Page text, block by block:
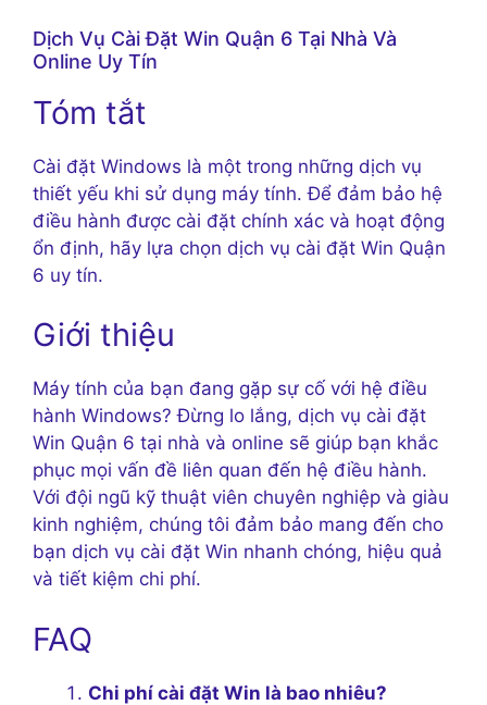
Dịch Vụ Cài Đặt Win Quận 6 Tại Nhà Và
Online Uy Tín
Tóm tắt
Cài đặt Windows là một trong những dịch vụ
thiết yếu khi sử dụng máy tính. Để đảm bảo hệ
điều hành được cài đặt chính xác và hoạt động
ổn định, hãy lựa chọn dịch vụ cài đặt Win Quận
6 uy tín.
Giới thiệu
Máy tính của bạn đang gặp sự cố với hệ điều
hành Windows? Đừng lo lắng, dịch vụ cài đặt
Win Quận 6 tại nhà và online sẽ giúp bạn khắc
phục mọi vấn đề liên quan đến hệ điều hành.
Với đội ngũ kỹ thuật viên chuyên nghiệp và giàu
kinh nghiệm, chúng tôi đảm bảo mang đến cho
bạn dịch vụ cài đặt Win nhanh chóng, hiệu quả
và tiết kiệm chi phí.
FAQ
Chi phí cài đặt Win là bao nhiêu?